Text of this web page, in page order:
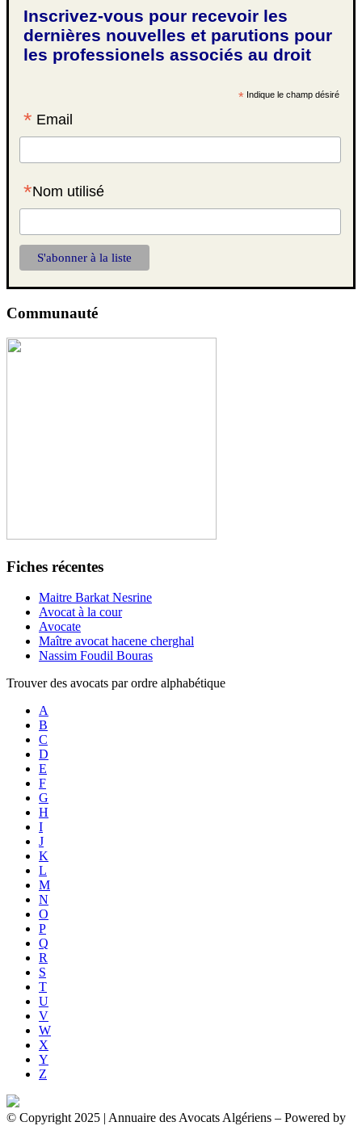
Inscrivez-vous pour recevoir les
dernières nouvelles et parutions pour
les professionels associés au droit
* Indique le champ désiré
* Email
*Nom utilisé
Communauté
Fiches récentes
Maitre Barkat Nesrine
Avocat à la cour
Avocate
Maître avocat hacene cherghal
Nassim Foudil Bouras
Trouver des avocats par ordre alphabétique
A
B
C
D
E
F
G
H
I
J
K
L
M
N
O
P
Q
R
S
T
U
V
W
X
Y
Z
© Copyright 2025 | Annuaire des Avocats Algériens – Powered by